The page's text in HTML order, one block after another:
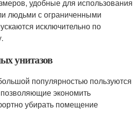
удобные для использования
людьми с ограниченными
исключительно по
унитазов
популярностью пользуются
экономить
убирать помещение